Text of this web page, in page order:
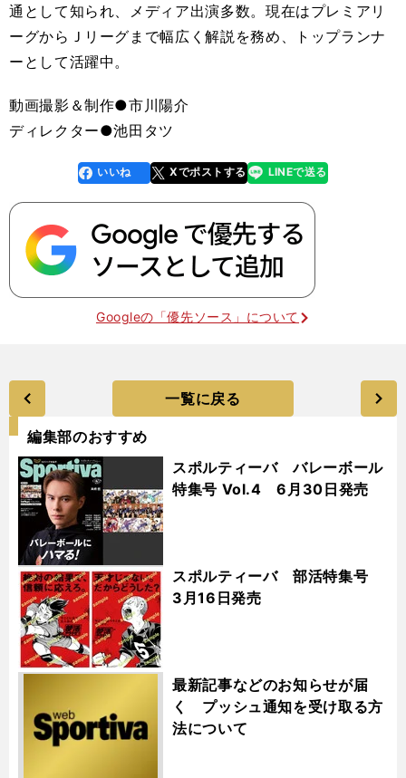
通として知られ、メディア出演多数。現在はプレミアリ
ーグからＪリーグまで幅広く解説を務め、トップランナ
ーとして活躍中。
動画撮影＆制作●市川陽介
ディレクター●池田タツ
faceboo
k
いいね Xでポストする
line LINEで送る
Googleの「優先ソース」について
一覧に戻る
編集部のおすすめ
スポルティーバ バレーボール
特集号 Vol.4 6月30日発売
スポルティーバ 部活特集号
3月16日発売
最新記事などのお知らせが届
く プッシュ通知を受け取る方
法について